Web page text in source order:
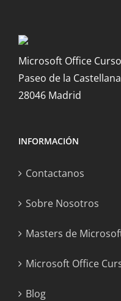
Microsoft Office
Paseo de la
28046 Madrid
INFORMACIÓN
Contactanos
Sobre Nosotros
Masters de
Microsoft Office
Blog